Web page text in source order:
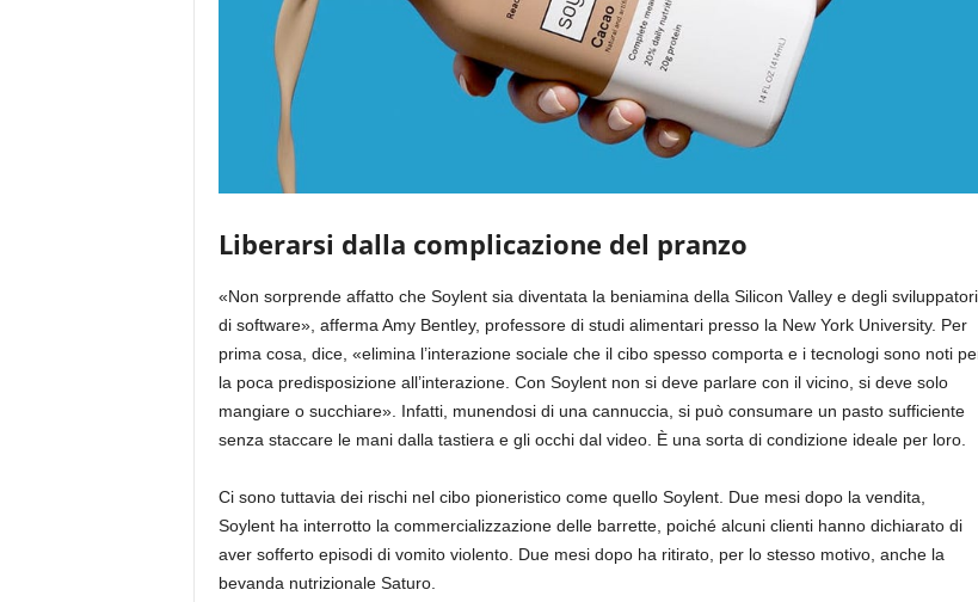
Liberarsi dalla complicazione del pranzo
«Non sorprende affatto che Soylent sia diventata la beniamina della Silicon Valley e degli sviluppatori
di software», afferma Amy Bentley, professore di studi alimentari presso la New York University. Per
prima cosa, dice, «elimina l’interazione sociale che il cibo spesso comporta e i tecnologi sono noti
la poca predisposizione all’interazione. Con Soylent non si deve parlare con il vicino, si deve solo
mangiare o succhiare». Infatti, munendosi di una cannuccia, si può consumare un pasto sufficiente
senza staccare le mani dalla tastiera e gli occhi dal video. È una sorta di condizione ideale per loro.
Ci sono tuttavia dei rischi nel cibo pioneristico come quello Soylent. Due mesi dopo la vendita,
Soylent ha interrotto la commercializzazione delle barrette, poiché alcuni clienti hanno dichiarato di
aver sofferto episodi di vomito violento. Due mesi dopo ha ritirato, per lo stesso motivo, anche la
bevanda nutrizionale Saturo.